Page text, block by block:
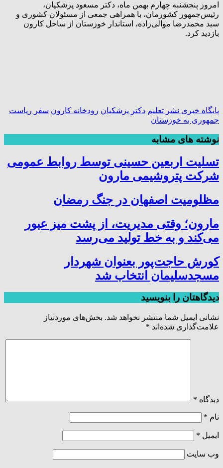
امروز پنجشنبه چهارم بهمن ماه، دکتر مسعود پزشکیان،
رئیس‌جمهور کشورمان، با همراهی جمعی از مسئولان کشوری و
سید محمدرضا موالی‌زاده، استاندار خوزستان از ساحل کارون
بازدید کرد.
پایگاه خبری نشر تعلیم دکتر پزشکیان رودخانه کارون سفر ریاست
جمهوری به خوزستان
نوشته های مشابه
تسلیت اربعین حسینی توسط روابط عمومی
شرکت پتروشیمی مارون
مظلومیت اصفهان در جنگ رمضان
مارون؛ وقتی مدیریت، از پشت میز عبور
می‌کند و به خط تولید می‌رسد
کورش حاجت‌پور بعنوان شهردار
مسجدسلیمان انتخاب شد
دیدگاهتان را بنویسید
نشانی ایمیل شما منتشر نخواهد شد. بخش‌های موردنیاز
علامت‌گذاری شده‌اند *
دیدگاه *
نام *
ایمیل *
وب‌ سایت